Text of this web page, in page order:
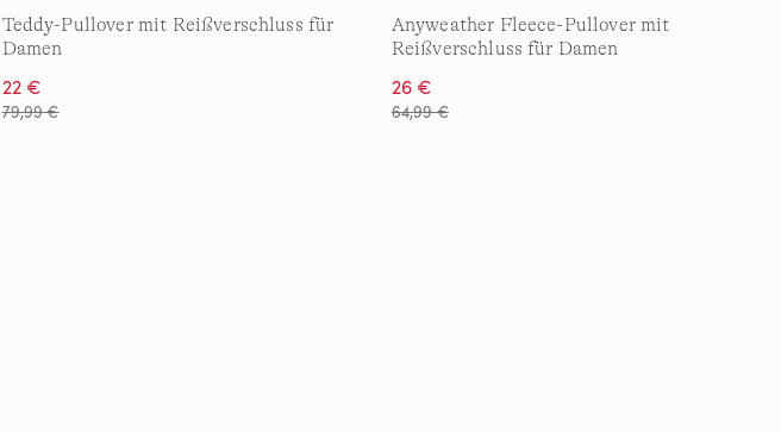
Teddy-Pullover mit Reißverschluss für
Damen
22 €
79,99 €
Anyweather Fleece-Pullover mit
Reißverschluss für Damen
26 €
64,99 €